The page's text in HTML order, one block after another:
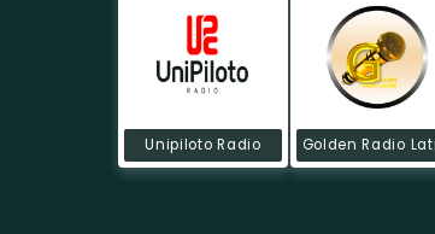
Unipiloto Radio